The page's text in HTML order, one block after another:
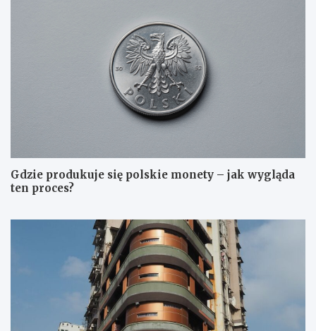
Gdzie produkuje się polskie monety – jak wygląda
ten proces?